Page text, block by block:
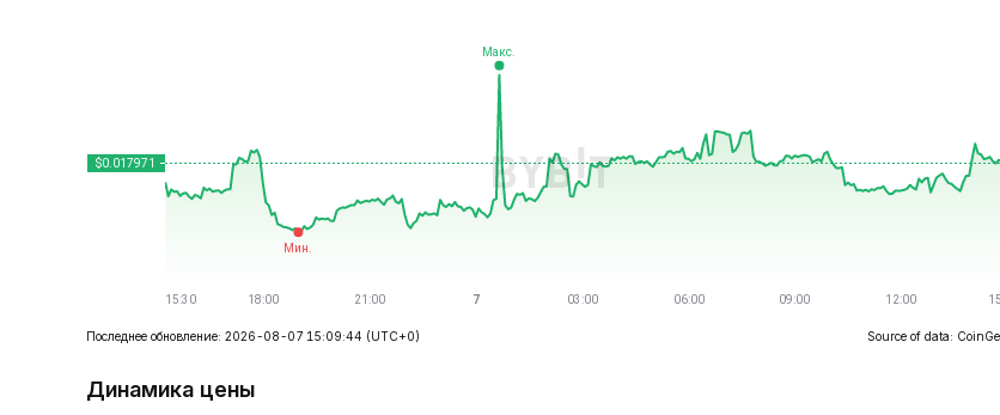
Последнее обновление: 2026-08-07 15:09:44 (UTC+0) Source of data:
Динамика цены